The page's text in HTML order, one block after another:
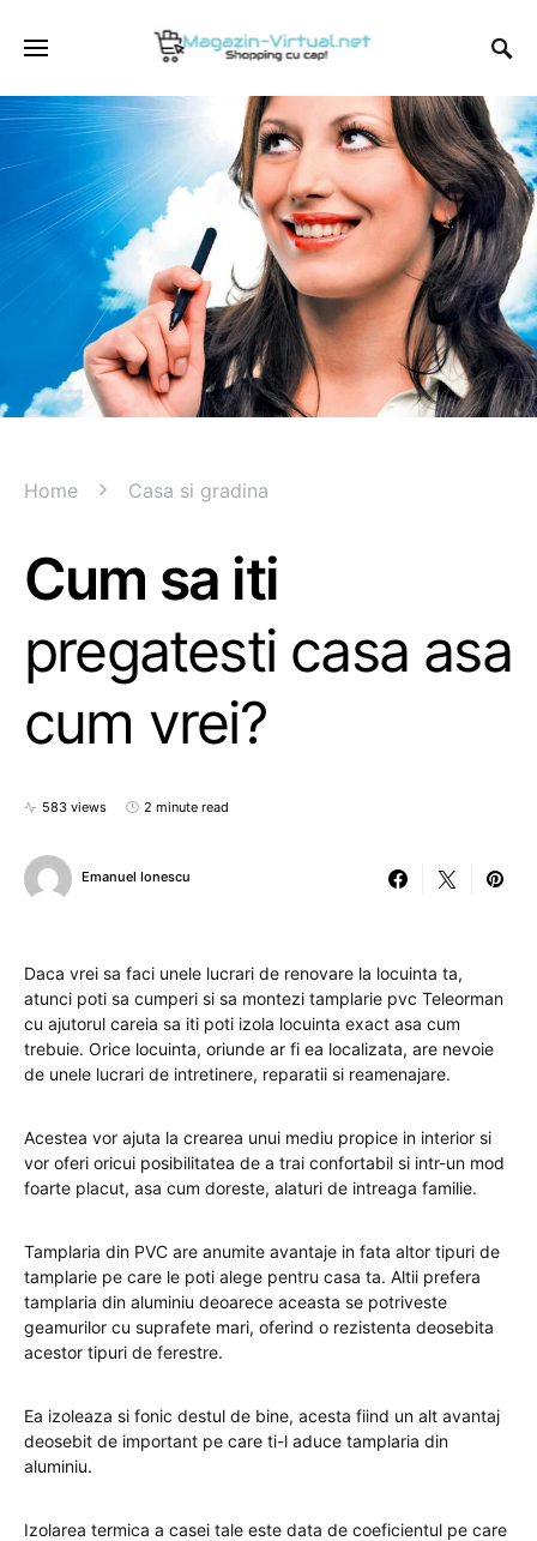
Home Casa si gradina
Cum sa iti
pregatesti casa asa
cum vrei?
583 views 2 minute read
Emanuel Ionescu
Daca vrei sa faci unele lucrari de renovare la locuinta ta,
atunci poti sa cumperi si sa montezi tamplarie pvc Teleorman
cu ajutorul careia sa iti poti izola locuinta exact asa cum
trebuie. Orice locuinta, oriunde ar fi ea localizata, are nevoie
de unele lucrari de intretinere, reparatii si reamenajare.
Acestea vor ajuta la crearea unui mediu propice in interior si
vor oferi oricui posibilitatea de a trai confortabil si intr-un mod
foarte placut, asa cum doreste, alaturi de intreaga familie.
Tamplaria din PVC are anumite avantaje in fata altor tipuri de
tamplarie pe care le poti alege pentru casa ta. Altii prefera
tamplaria din aluminiu deoarece aceasta se potriveste
geamurilor cu suprafete mari, oferind o rezistenta deosebita
acestor tipuri de ferestre.
Ea izoleaza si fonic destul de bine, acesta fiind un alt avantaj
deosebit de important pe care ti-l aduce tamplaria din
aluminiu.
Izolarea termica a casei tale este data de coeficientul pe care